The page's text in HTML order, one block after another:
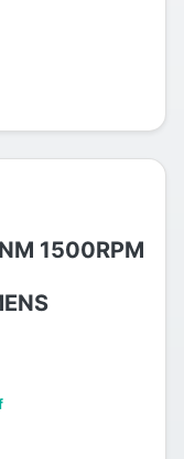
1500RPM